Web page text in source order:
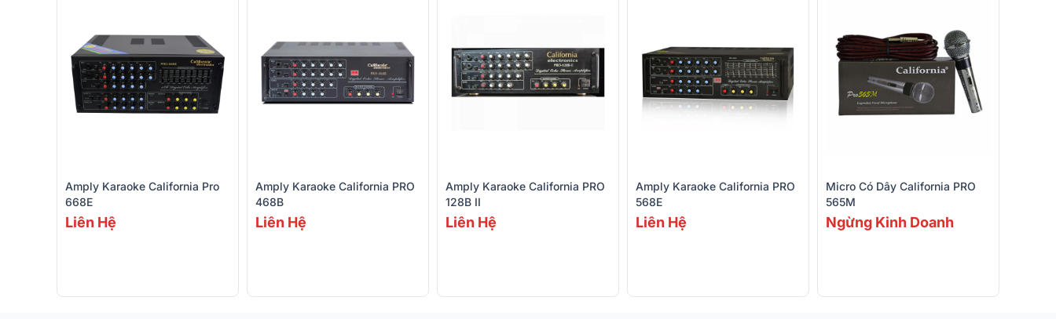
Amply Karaoke California Pro
668E
Liên Hệ
Amply Karaoke California PRO
468B
Liên Hệ
Amply Karaoke California PRO
128B II
Liên Hệ
Amply Karaoke California PRO
568E
Liên Hệ
Micro Có Dây California PRO
565M
Ngừng Kinh Doanh